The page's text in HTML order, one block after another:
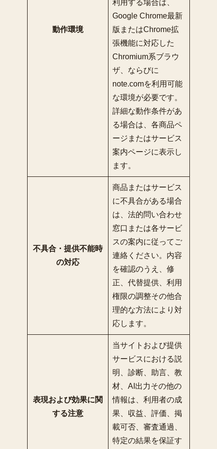
動作環境
利用する場合は、
Google Chrome最新
版またはChrome拡
張機能に対応した
Chromium系ブラウ
ザ、ならびに
note.comを利用可能
な環境が必要です。
詳細な動作条件があ
る場合は、各商品ペ
ージまたはサービス
案内ページに表示し
ます。
不具合・提供不能時
の対応
商品またはサービス
に不具合がある場合
は、法的問い合わせ
窓口または各サービ
スの案内に従ってご
連絡ください。内容
を確認のうえ、修
正、代替提供、利用
権限の調整その他合
理的な方法により対
応します。
表現および効果に関
する注意
当サイトおよび提供
サービスにおける説
明、診断、助言、教
材、AI出力その他の
情報は、利用者の成
果、収益、評価、掲
載可否、審査通過、
特定の結果を保証す